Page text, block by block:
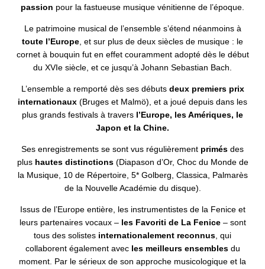
passion pour la fastueuse musique vénitienne de l’époque.
Le patrimoine musical de l’ensemble s’étend néanmoins à
toute l’Europe , et sur plus de deux siècles de musique : le
cornet à bouquin fut en effet couramment adopté dès le début
du XVIe siècle, et ce jusqu’à Johann Sebastian Bach.
L’ensemble a remporté dès ses débuts deux premiers prix
internationaux (Bruges et Malmö), et a joué depuis dans les
plus grands festivals à travers l’Europe, les Amériques, le
Japon et la Chine.
Ses enregistrements se sont vus régulièrement primés des
plus hautes distinctions(Diapason d’Or, Choc du Monde de
la Musique, 10 de Répertoire, 5* Golberg, Classica, Palmarès
de la Nouvelle Académie du disque).
Issus de l’Europe entière, les instrumentistes de la Fenice et
leurs partenaires vocaux – les Favoriti de La Fenice– sont
tous des solistes internationalement reconnus, qui
collaborent également avec les meilleurs ensemblesdu
moment. Par le sérieux de son approche musicologique et la